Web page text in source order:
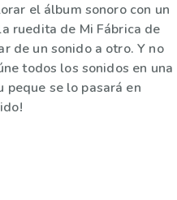
el álbum sonoro con un
ruedita de Mi Fábrica de
de un sonido a otro. Y no
todos los sonidos en una
peque se lo pasará en